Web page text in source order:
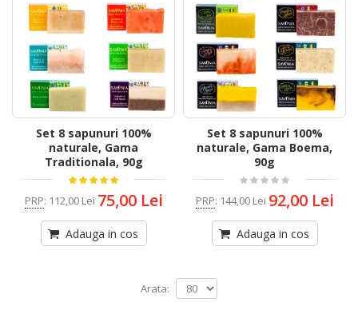
Set 8 sapunuri 100%
naturale, Gama
Traditionala, 90g
PRP: 112,00 Lei 75,00 Lei
Adauga in cos
Set 8 sapunuri 100%
naturale, Gama Boema,
90g
PRP: 144,00 Lei 92,00 Lei
Adauga in cos
Arata: